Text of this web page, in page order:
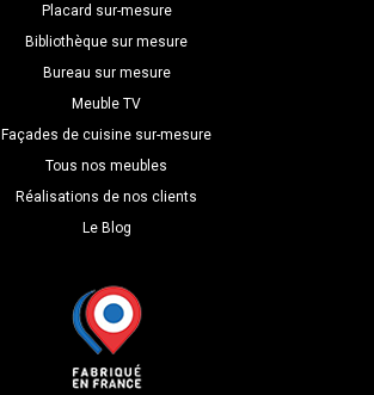
Placard sur-mesure
Bibliothèque sur mesure
Bureau sur mesure
Meuble TV
Façades de cuisine sur-mesure
Tous nos meubles
Réalisations de nos clients
Le Blog